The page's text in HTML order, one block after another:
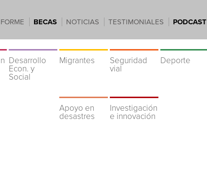
BECAS NOTICIAS TESTIMONIALES PODCAST
Desarrollo
Econ. y
Social
Migrantes
Seguridad
vial
Deporte
Apoyo en
desastres
Investigación
e innovación